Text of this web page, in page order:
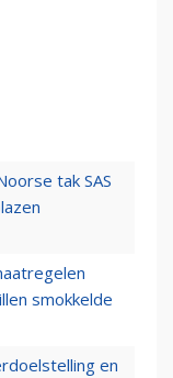
tak SAS
smokkelde
en